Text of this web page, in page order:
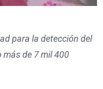
para la detección del
más de 7 mil 400